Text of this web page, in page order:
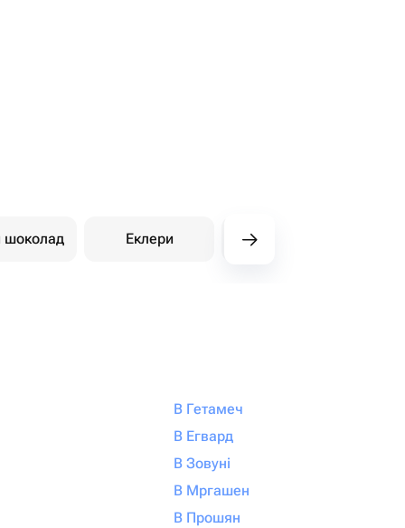
шоколад Еклери Східні солодощі
В Гетамеч
В Егвард
В Зовуні
В Мргашен
В Прошян